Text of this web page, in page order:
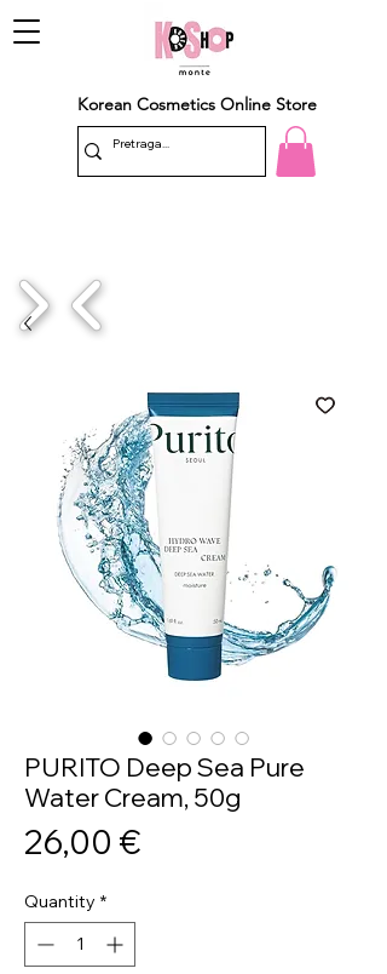
Korean Cosmetics Online Store
PURITO Deep Sea Pure
Water Cream, 50g
26,00 €Price
Quantity *